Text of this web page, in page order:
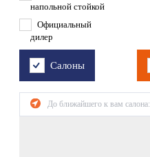
напольной стойкой
Официальный
дилер
Салоны
До ближайшего к вам салона: